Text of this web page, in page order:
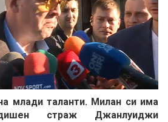
млади таланти. Милан си има
страж Джанлуиджи